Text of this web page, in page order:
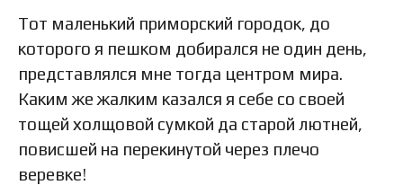
Тот маленький приморский городок, до
которого я пешком добирался не один день,
представлялся мне тогда центром мира.
Каким же жалким казался я себе со своей
тощей холщовой сумкой да старой лютней,
повисшей на перекинутой через плечо
веревке!